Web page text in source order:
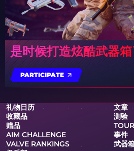
是时候打造炫酷武器箱
PARTICIPATE
礼物日历
文章
收藏品
测验
赠品
AIM CHALLENGE
事件
VALVE RANKINGS
武器